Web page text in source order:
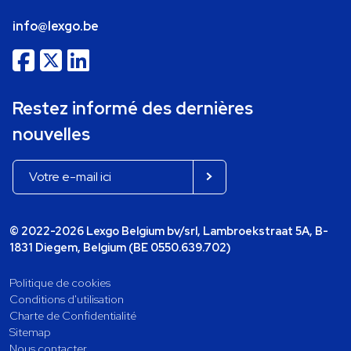
info@lexgo.be
Restez informé des dernières
nouvelles
© 2022-2026 Lexgo Belgium bv/srl, Lambroekstraat 5A, B-
1831 Diegem, Belgium (BE 0550.639.702)
Politique de cookies
Conditions d'utilisation
Charte de Confidentialité
Sitemap